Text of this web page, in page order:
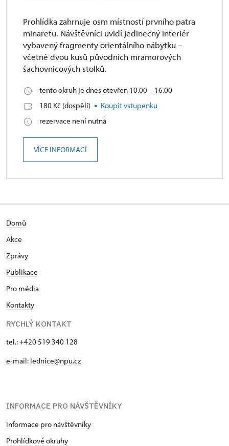
Prohlídka zahrnuje osm místností prvního patra
minaretu. Návštěvníci uvidí jedinečný interiér
vybavený fragmenty orientálního nábytku –
včetně dvou kusů původních mramorových
šachovnicových stolků.
tento okruh je dnes otevřen 10.00 – 16.00
180 Kč (dospělí)
Koupit vstupenku
rezervace není nutná
VÍCE INFORMACÍ
Domů
Akce
Zprávy
Publikace
Pro média
Kontakty
RYCHLÝ KONTAKT
tel.: +420 519 340 128
e-mail: lednice@npu.cz
INFORMACE PRO NÁVŠTĚVNÍKY
Informace pro návštěvníky
Prohlídkové okruhy